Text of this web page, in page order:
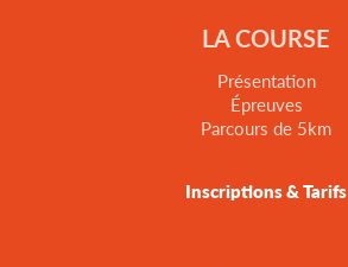
LA COURSE
Présentation
Épreuves
Parcours de 5km
Inscriptions & Tarifs